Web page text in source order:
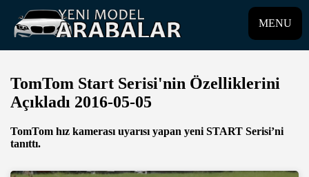
MENU
TomTom Start Serisi'nin Özelliklerini
Açıkladı 2016-05-05
TomTom hız kamerası uyarısı yapan yeni START Serisi’ni
tanıttı.